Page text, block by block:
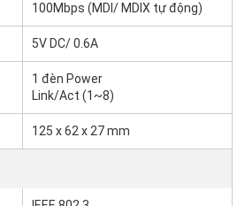
100Mbps (MDI/ MDIX tự động)
5V DC/ 0.6A
1 đèn Power
Link/Act (1~8)
125 x 62 x 27 mm